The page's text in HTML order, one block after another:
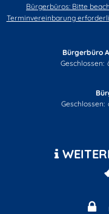
Bürgerbüros: Bitte
Terminvereinbarung
Bürgerbüro
Klicken, um
Geschlossen:
Klicken, um
Geschlossen: